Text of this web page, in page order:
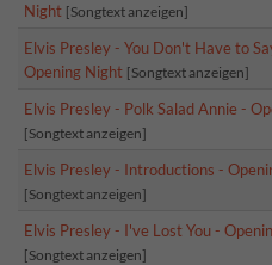
Night [Songtext anzeigen]
Elvis Presley - You Don't Have to
Opening Night [Songtext anzeigen]
Elvis Presley - Polk Salad Annie -
[Songtext anzeigen]
Elvis Presley - Introductions -
[Songtext anzeigen]
Elvis Presley - I've Lost You -
[Songtext anzeigen]